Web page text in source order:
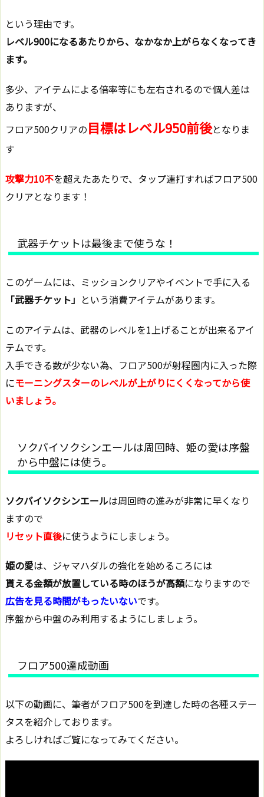
という理由です。
レベル900になるあたりから、なかなか上がらなくなってき
ます。
多少、アイテムによる倍率等にも左右されるので個人差は
ありますが、
フロア500クリアの目標はレベル950前後となりま
す
攻撃力10不を超えたあたりで、タップ連打すればフロア500
クリアとなります！
武器チケットは最後まで使うな！
このゲームには、ミッションクリアやイベントで手に入る
「武器チケット」 という消費アイテムがあります。
このアイテムは、武器のレベルを1上げることが出来るアイ
テムです。
入手できる数が少ない為、フロア500が射程圏内に入った際
にモーニングスターのレベルが上がりにくくなってから使
いましょう。
ソクバイソクシンエールは周回時、姫の愛は序盤
から中盤には使う。
ソクバイソクシンエールは周回時の進みが非常に早くなり
ますので
リセット直後に使うようにしましょう。
姫の愛は、ジャマハダルの強化を始めるころには
貰える金額が放置している時のほうが高額になりますので
広告を見る時間がもったいないです。
序盤から中盤のみ利用するようにしましょう。
フロア500達成動画
以下の動画に、筆者がフロア500を到達した時の各種ステー
タスを紹介しております。
よろしければご覧になってみてください。